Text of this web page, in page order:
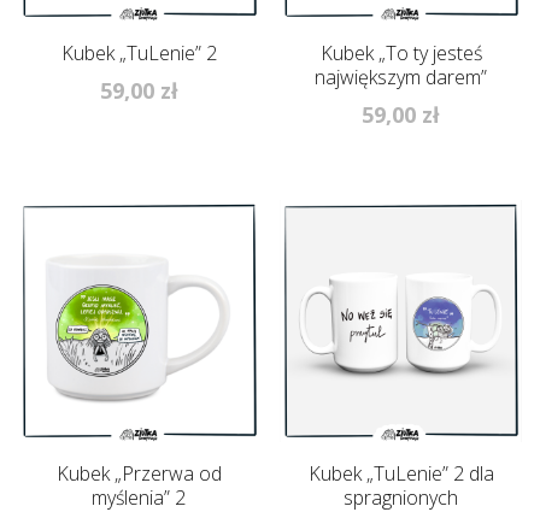
Kubek „TuLenie” 2
59,00 zł
Kubek „To ty jesteś
największym darem”
59,00 zł
Kubek „Przerwa od
myślenia” 2
Kubek „TuLenie” 2 dla
spragnionych